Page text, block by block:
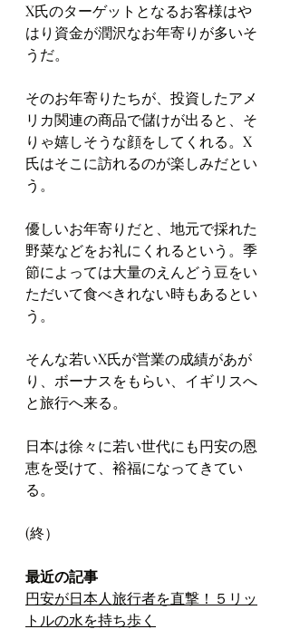
X氏のターゲットとなるお客様はや
はり資金が潤沢なお年寄りが多いそ
うだ。
そのお年寄りたちが、投資したアメ
リカ関連の商品で儲けが出ると、そ
りゃ嬉しそうな顔をしてくれる。X
氏はそこに訪れるのが楽しみだとい
う。
優しいお年寄りだと、地元で採れた
野菜などをお礼にくれるという。季
節によっては大量のえんどう豆をい
ただいて食べきれない時もあるとい
う。
そんな若いX氏が営業の成績があが
り、ボーナスをもらい、イギリスへ
と旅行へ来る。
日本は徐々に若い世代にも円安の恩
恵を受けて、裕福になってきてい
る。
(終）
最近の記事
円安が日本人旅行者を直撃！５リッ
トルの水を持ち歩く